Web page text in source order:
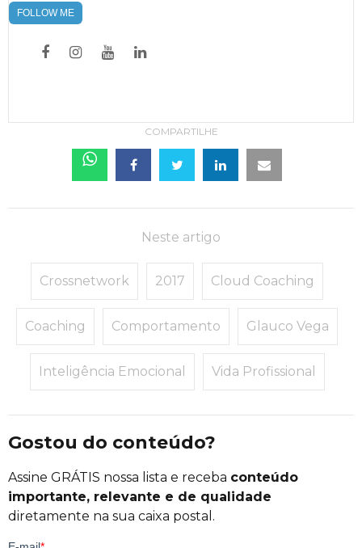
FOLLOW ME
COMPARTILHE
Neste artigo
Crossnetwork 2017 Cloud Coaching
Coaching Comportamento Glauco Vega
Inteligência Emocional Vida Profissional
Gostou do conteúdo?
Assine GRÁTIS nossa lista e receba conteúdo
importante, relevante e de qualidade
diretamente na sua caixa postal.